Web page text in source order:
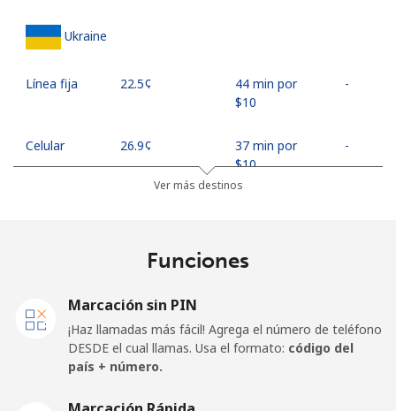
Ukraine
Línea fija ⁦22.5¢⁩
44 min por
⁦$10⁩
-
Celular ⁦26.9¢⁩
37 min por
⁦$10⁩
-
⁦23.5¢⁩
42 min por
Celular
⁦$10⁩
Ver más destinos
Funciones
Marcación sin PIN
¡Haz llamadas más fácil! Agrega el número de teléfono
DESDE el cual llamas. Usa el formato: código del
país + número.